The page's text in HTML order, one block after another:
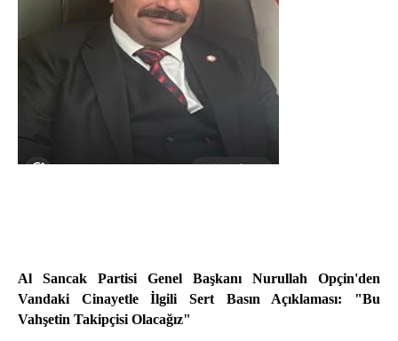
Al Sancak Partisi Genel Başkanı Nurullah Opçin'den
Vandaki Cinayetle İlgili Sert Basın Açıklaması: "Bu
Vahşetin Takipçisi Olacağız"